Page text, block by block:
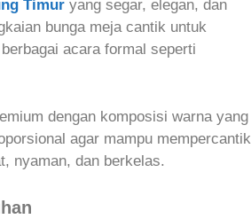
Timur yang segar, elegan, dan
bunga meja cantik untuk
acara formal seperti
dengan komposisi warna yang
agar mampu mempercantik
nyaman, dan berkelas.